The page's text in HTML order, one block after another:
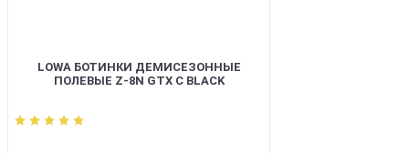
LOWA БОТИНКИ ДЕМИСЕЗОННЫЕ
ПОЛЕВЫЕ Z-8N GTX C BLACK